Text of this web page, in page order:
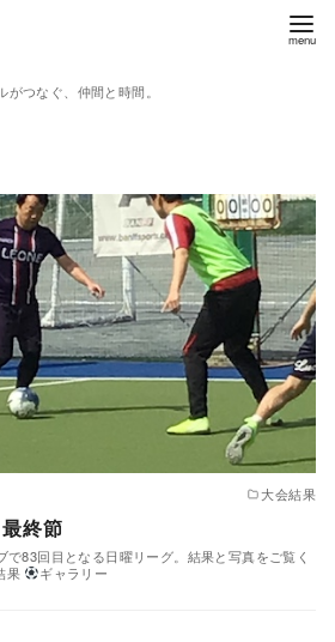
つなぐ、仲間と時間。
大会結果
終節
83回目となる日曜リーグ。結果と写真をご覧く
果 ギャラリー